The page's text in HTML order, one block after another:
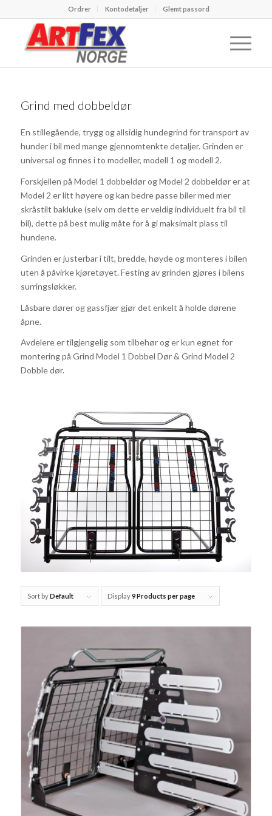
Ordrer Kontodetaljer Glemt passord
Grind med dobbeldør
En stillegående, trygg og allsidig hundegrind for transport av
hunder i bil med mange gjennomtenkte detaljer. Grinden er
universal og finnes i to modeller, modell 1 og modell 2.
Forskjellen på Model 1 dobbeldør og Model 2 dobbeldør er at
Model 2 er litt høyere og kan bedre passe biler med mer
skråstilt bakluke (selv om dette er veldig individuelt fra bil til
bil), dette på best mulig måte for å gi maksimalt plass til
hundene.
Grinden er justerbar i tilt, bredde, høyde og monteres i bilen
uten å påvirke kjøretøyet. Festing av grinden gjøres i bilens
surringsløkker.
Låsbare dører og gassfjær gjør det enkelt å holde dørene
åpne.
Avdelere er tilgjengelig som tilbehør og er kun egnet for
montering på Grind Model 1 Dobbel Dør & Grind Model 2
Dobble dør.
Sort byDefault Display9 Products per page